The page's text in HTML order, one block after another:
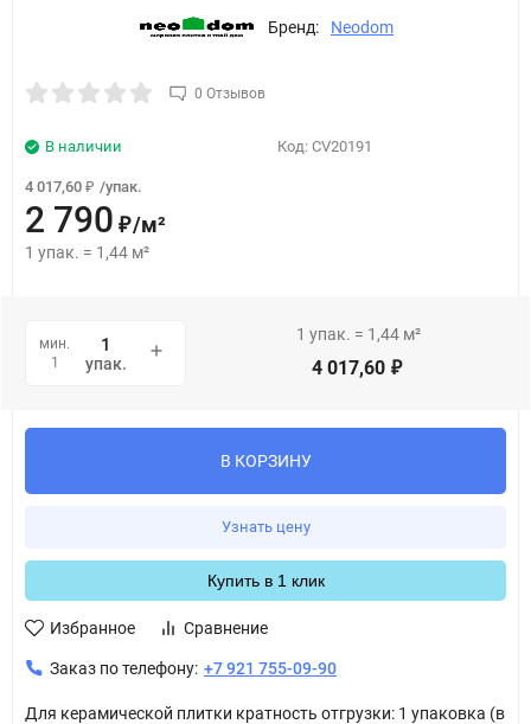
Бренд: Neodom
0 Отзывов
Код: CV20191
В наличии
4 017,60 ₽ /упак.
2 790 ₽/м²
1 упак. = 1,44 м²
мин.
1
упак.
1 упак. = 1,44 м²
4 017,60 ₽
В КОРЗИНУ
Узнать цену
Купить в 1 клик
Избранное Сравнение
Заказ по телефону: +7 921 755-09-90
Для керамической плитки кратность отгрузки: 1 упаковка (в